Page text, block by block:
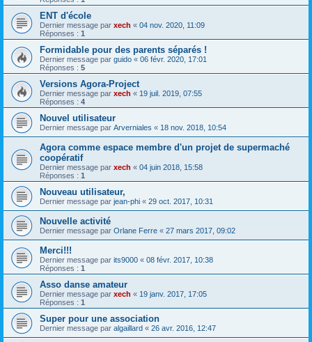
ENT d'école
Dernier message par xech « 04 nov. 2020, 11:09
Réponses : 1
Formidable pour des parents séparés !
Dernier message par guido « 06 févr. 2020, 17:01
Réponses : 5
Versions Agora-Project
Dernier message par xech « 19 juil. 2019, 07:55
Réponses : 4
Nouvel utilisateur
Dernier message par Arverniales « 18 nov. 2018, 10:54
Agora comme espace membre d'un projet de supermaché
coopératif
Dernier message par xech « 04 juin 2018, 15:58
Réponses : 1
Nouveau utilisateur,
Dernier message par jean-phi « 29 oct. 2017, 10:31
Nouvelle activité
Dernier message par Orlane Ferre « 27 mars 2017, 09:02
Merci!!!
Dernier message par its9000 « 08 févr. 2017, 10:38
Réponses : 1
Asso danse amateur
Dernier message par xech « 19 janv. 2017, 17:05
Réponses : 1
Super pour une association
Dernier message par algaillard « 26 avr. 2016, 12:47